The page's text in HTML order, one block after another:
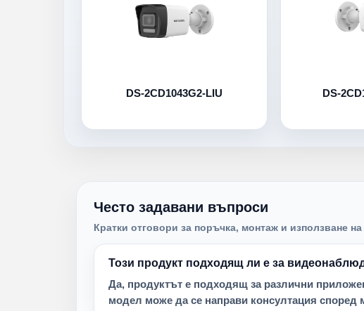
DS-2CD1043G2-LIU DS-
Често задавани въпроси
Кратки отговори за поръчка, монтаж и използване на
Този продукт подходящ ли е за
Да, продуктът е подходящ за различни
модел може да се направи консултация според